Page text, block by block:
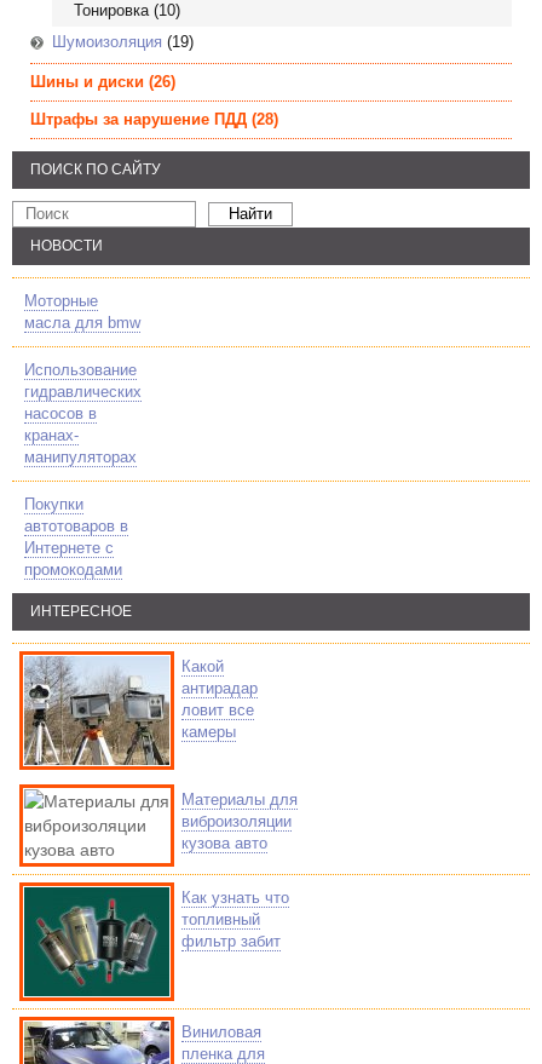
Тонировка(10)
Шумоизоляция (19)
Шины и диски (26)
Штрафы за нарушение ПДД (28)
ПОИСК ПО САЙТУ
НОВОСТИ
Моторные
масла для bmw
Использование
гидравлических
насосов в
кранах-
манипуляторах
Покупки
автотоваров в
Интернете с
промокодами
ИНТЕРЕСНОЕ
Какой
антирадар
ловит все
камеры
Материалы для
виброизоляции
кузова авто
Как узнать что
топливный
фильтр забит
Виниловая
пленка для